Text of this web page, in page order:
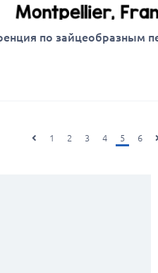
по зайцеобразным
1 2 3 4 5 6